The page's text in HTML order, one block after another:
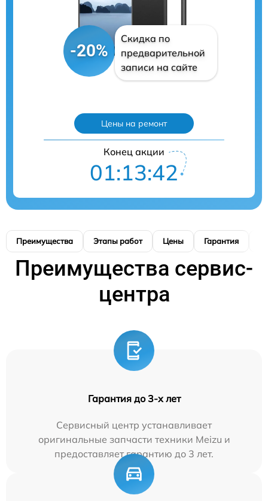
-20%
Скидка по
предварительной
записи на сайте
Цены на ремонт
Конец акции
01:13:41
Преимущества Этапы работ Цены Гарантия
Преимущества сервис-
центра
Гарантия до 3-х лет
Сервисный центр устанавливает
оригинальные запчасти техники Meizu и
предоставляет гарантию до 3 лет.